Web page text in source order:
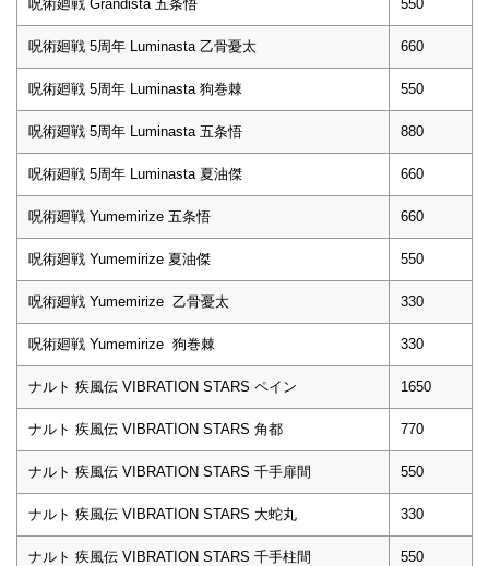
呪術廻戦 Grandista 五条悟 550
呪術廻戦 5周年 Luminasta 乙骨憂太 660
呪術廻戦 5周年 Luminasta 狗巻棘 550
呪術廻戦 5周年 Luminasta 五条悟 880
呪術廻戦 5周年 Luminasta 夏油傑 660
呪術廻戦 Yumemirize 五条悟 660
呪術廻戦 Yumemirize 夏油傑 550
呪術廻戦 Yumemirize 乙骨憂太 330
呪術廻戦 Yumemirize 狗巻棘 330
ナルト 疾風伝 VIBRATION STARS ペイン 1650
ナルト 疾風伝 VIBRATION STARS 角都 770
ナルト 疾風伝 VIBRATION STARS 千手扉間 550
ナルト 疾風伝 VIBRATION STARS 大蛇丸 330
ナルト 疾風伝 VIBRATION STARS 千手柱間 550